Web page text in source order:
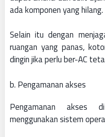
ada komponen yang hilang.
Selain itu dengan
ruangan yang panas,
dingin jika perlu ber-AC
b. Pengamanan akses
Pengamanan akses
menggunakan sistem